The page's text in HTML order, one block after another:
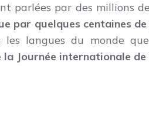
parlées par des millions
par quelques centaines
les langues du monde
la Journée internationale